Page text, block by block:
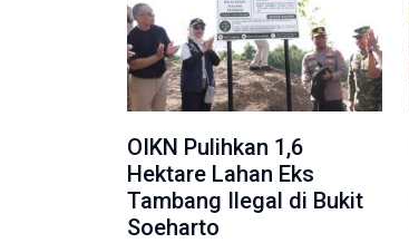
OIKN Pulihkan 1,6
Hektare Lahan Eks
Tambang Ilegal di Bukit
Soeharto